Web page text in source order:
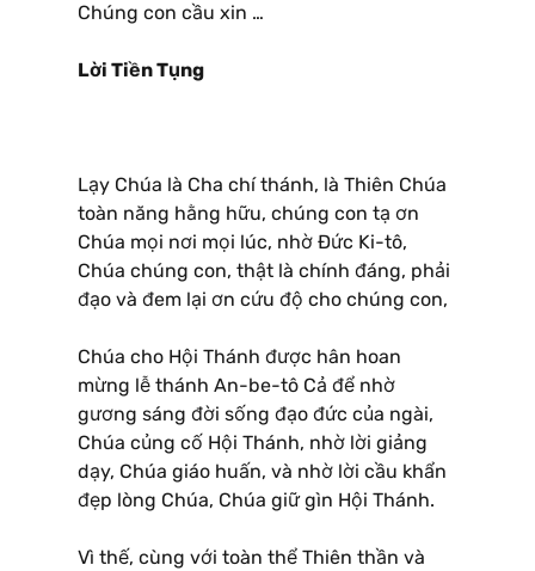
Chúng con cầu xin …
Lời Tiền Tụng
Lạy Chúa là Cha chí thánh, là Thiên Chúa
toàn năng hằng hữu, chúng con tạ ơn
Chúa mọi nơi mọi lúc, nhờ Ðức Ki-tô,
Chúa chúng con, thật là chính đáng, phải
đạo và đem lại ơn cứu độ cho chúng con,
Chúa cho Hội Thánh được hân hoan
mừng lễ thánh An-be-tô Cả để nhờ
gương sáng đời sống đạo đức của ngài,
Chúa củng cố Hội Thánh, nhờ lời giảng
dạy, Chúa giáo huấn, và nhờ lời cầu khẩn
đẹp lòng Chúa, Chúa giữ gìn Hội Thánh.
Vì thế, cùng với toàn thể Thiên thần và